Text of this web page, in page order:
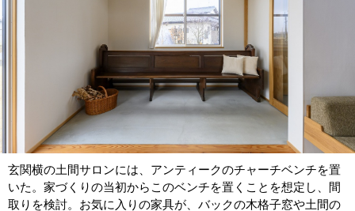
玄関横の土間サロンには、アンティークのチャーチベンチを置
いた。家づくりの当初からこのベンチを置くことを想定し、間
取りを検討。お気に入りの家具が、バックの木格子窓や土間の